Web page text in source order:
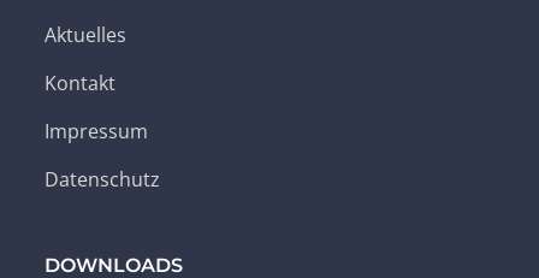
Aktuelles
Kontakt
Impressum
Datenschutz
DOWNLOADS